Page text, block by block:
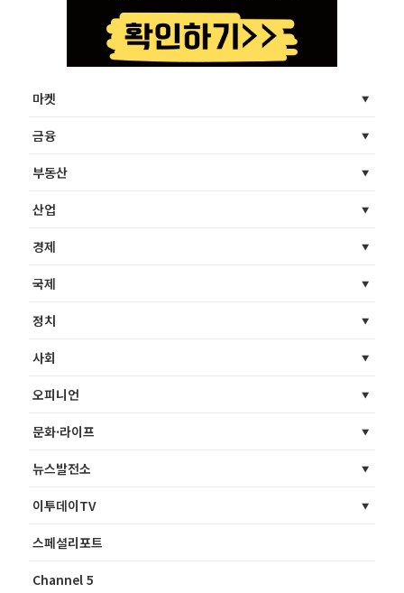
마켓
금융
부동산
산업
경제
국제
정치
사회
오피니언
문화·라이프
뉴스발전소
이투데이TV
스페셜리포트
Channel 5